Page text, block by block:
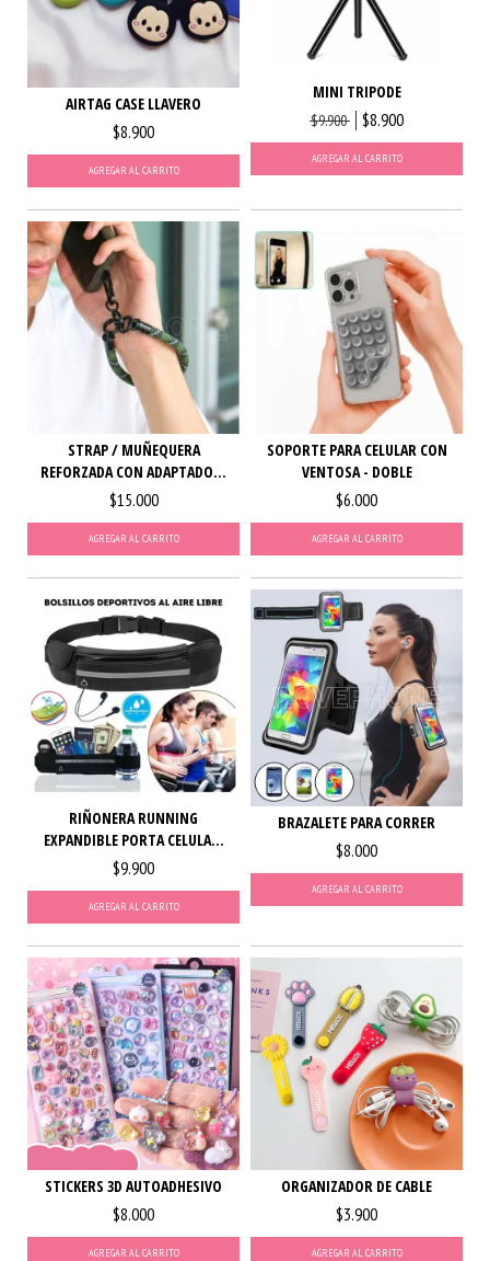
AIRTAG CASE LLAVERO
$8.900
AGREGAR AL CARRITO
MINI TRIPODE
$9.900 $8.900
AGREGAR AL CARRITO
STRAP / MUÑEQUERA
REFORZADA CON ADAPTADO...
$15.000
AGREGAR AL CARRITO
SOPORTE PARA CELULAR CON
VENTOSA - DOBLE
$6.000
AGREGAR AL CARRITO
RIÑONERA RUNNING
EXPANDIBLE PORTA CELULA...
$9.900
AGREGAR AL CARRITO
BRAZALETE PARA CORRER
$8.000
AGREGAR AL CARRITO
STICKERS 3D AUTOADHESIVO
$8.000
AGREGAR AL CARRITO
ORGANIZADOR DE CABLE
$3.900
AGREGAR AL CARRITO